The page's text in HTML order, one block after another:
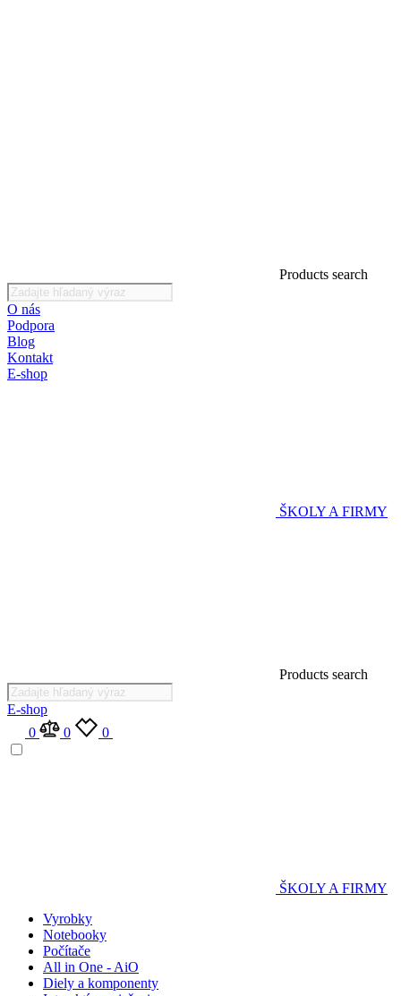
Products search
O nás
Podpora
Blog
Kontakt
E-shop
ŠKOLY A FIRMY
Products search
E-shop
0
0 0
ŠKOLY A FIRMY
Vyrobky
Notebooky
Počítače
All in One - AiO
Diely a komponenty